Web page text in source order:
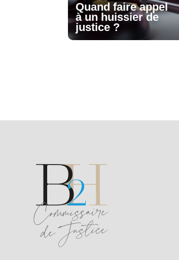
Quand faire appel
à un huissier de
justice ?